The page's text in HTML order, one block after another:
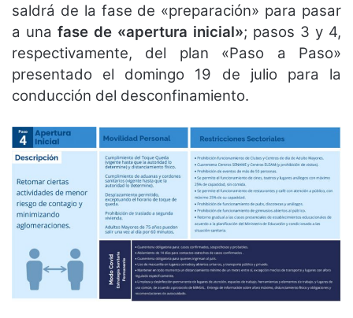
saldrá de la fase de «preparación» para pasar
a una fase de «apertura inicial»; pasos 3 y 4,
respectivamente, del plan «Paso a Paso»
presentado el domingo 19 de julio para la
conducción del desconfinamiento.